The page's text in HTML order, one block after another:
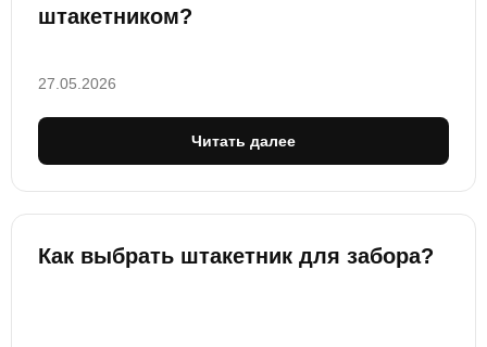
штакетником?
27.05.2026
Читать далее
Как выбрать штакетник для забора?